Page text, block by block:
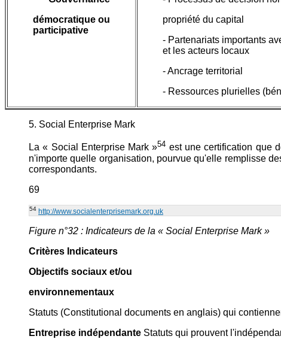
démocratique ou
participative
propriété du capital
- Partenariats importants
et les acteurs locaux
- Ancrage territorial
- Ressources plurielles
5. Social Enterprise Mark
La « Social Enterprise Mark »54 est une certification que
n'importe quelle organisation, pourvue qu'elle remplisse
correspondants.
69
54 http://www.socialenterprisemark.org.uk
Figure n°32 : Indicateurs de la « Social Enterprise Mark »
Critères Indicateurs
Objectifs sociaux et/ou
environnementaux
Statuts (Constitutional documents en anglais) qui
Entreprise indépendante Statuts qui prouvent